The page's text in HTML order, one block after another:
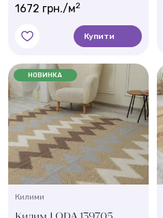
1672 грн./м2
Купити
НОВИНКА
Килими
Килим LODA 139705